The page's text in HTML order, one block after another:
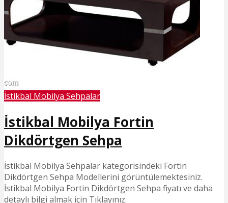
İstikbal Mobilya Sehpalar
İstikbal Mobilya Fortin
Dikdörtgen Sehpa
İstikbal Mobilya Sehpalar kategorisindeki Fortin
Dikdörtgen Sehpa Modellerini görüntülemektesiniz.
İstikbal Mobilya Fortin Dikdörtgen Sehpa fiyatı ve daha
detaylı bilgi almak için Tıklayınız.